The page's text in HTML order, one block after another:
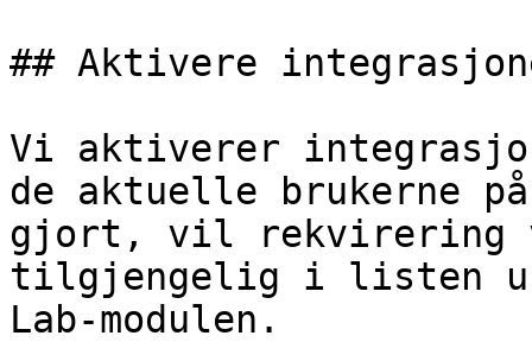
## Aktivere
Vi aktiverer
de aktuelle brukerne
gjort, vil rekvirering
tilgjengelig i listen
Lab-modulen.